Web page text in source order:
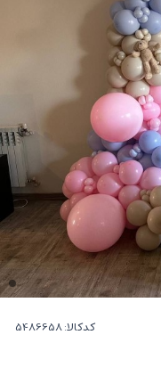
کدکالا: